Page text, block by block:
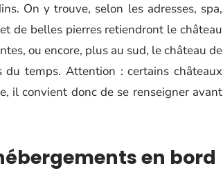
On y trouve, selon les adresses, spa,
de belles pierres retiendront le château
ou encore, plus au sud, le château de
temps. Attention : certains châteaux
il convient donc de se renseigner avant
en bord